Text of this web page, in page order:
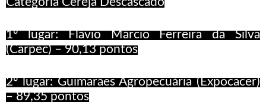
1ºlugar: Flávio Márcio Ferreira da Silva
(Carpec) – 90,13 pontos
2º lugar: Guimarães Agropecuária (Expocacer)
– 89,35pontos